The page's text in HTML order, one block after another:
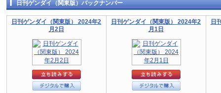
日刊ゲンダイ（関東版）バックナンバー
日刊ゲンダイ（関東版） 2024年2
月2日
日刊ゲンダイ（関東版） 2024年2
月1日
日